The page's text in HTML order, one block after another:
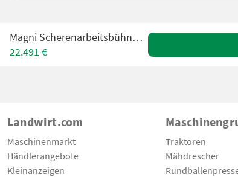
Magni Scherenarbeitsbühne ES1212E
22.491 €
Landwirt.com
Maschinenmarkt
Händlerangebote
Kleinanzeigen
Traktoren
Mähdrescher